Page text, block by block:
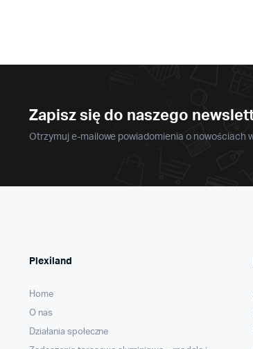
na
Zapisz się do naszego
Otrzymuj e-mailowe powiadomienia o nowościach
Plexiland
Home
O nas
Działania społeczne